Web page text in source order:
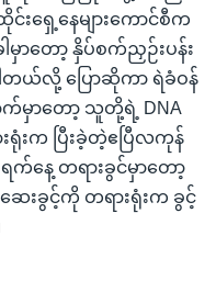
ရှေ့နေများကောင်စီက
မှာတော့ နှိပ်စက်ညှဉ်းပန်း
တယ်လို့ ပြောဆိုကာ ရဲခံဝန်
က်မှာတော့ သူတို့ရဲ့ DNA
းက ပြီးခဲ့တဲ့ဧပြီလကုန်
က်နေ့ တရားခွင်မှာတော့
ေးခွင့်ကို တရားရုံးက ခွင့်